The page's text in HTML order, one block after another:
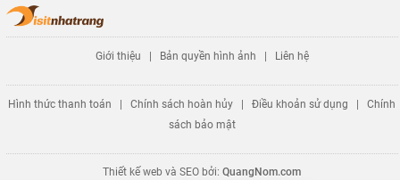
Giới thiệu | Bản quyền hình ảnh | Liên hệ
Hình thức thanh toán |Chính sách hoàn hủy |Điều khoản sử dụng |Chính
sách bảo mật
Thiết kế web và SEO bởi:QuangNom.com